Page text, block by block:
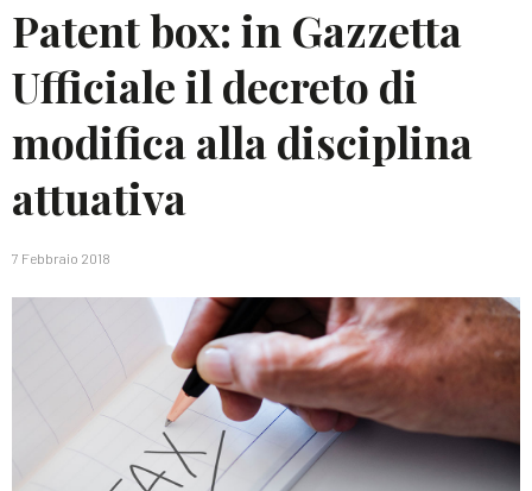
Patent box: in Gazzetta
Ufficiale il decreto di
modifica alla disciplina
attuativa
7 Febbraio 2018